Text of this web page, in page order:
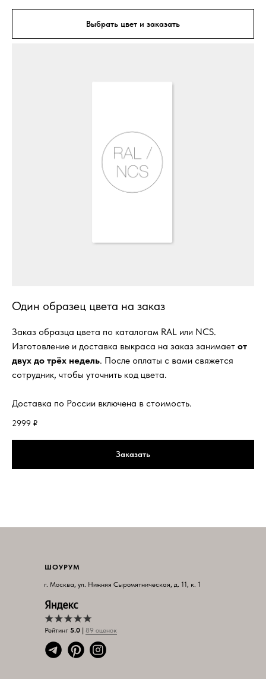
Выбрать цвет и заказать
Один образец цвета на заказ
Заказ образца цвета по каталогам RAL или NCS.
Изготовление и доставка выкраса на заказ занимает от
двух до трёх недель. После оплаты с вами свяжется
сотрудник, чтобы уточнить код цвета.
Доставка по России включена в стоимость.
2999 ₽
Заказать
Рейтинг 5.0 | 89 оценок
ШОУРУМ
г. Москва, ул. Нижняя Сыромятническая, д. 11, к. 1